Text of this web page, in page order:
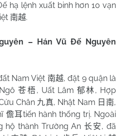
hạ lệnh xuất binh hơn 10 vạn
南越.
– Hán Vũ Đế Nguyên
Nam Việt 南越, đặt 9 quận là
苍梧, Uất Lâm 郁林, Hợp
Chân 九真, Nhật Nam 日南,
儋耳tiến hành thống trị. Ngoài
hộ thành Trường An 长安, đã